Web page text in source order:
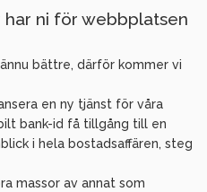
ni för webbplatsen
bättre, därför kommer vi
en ny tjänst för våra
bank-id få tillgång till en
i hela bostadsaffären, steg
massor av annat som